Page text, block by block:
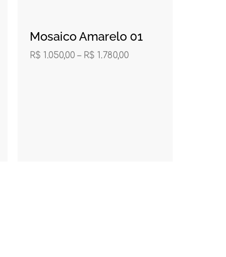
Mosaico Amarelo 01
R$ 1.050,00 – R$ 1.780,00